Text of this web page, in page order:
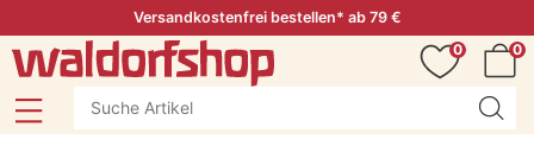
Versandkostenfrei bestellen* ab 79 €
0
0